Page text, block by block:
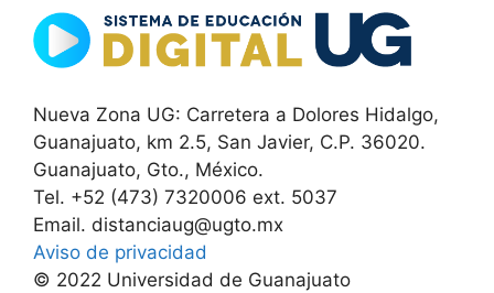
Nueva Zona UG: Carretera a Dolores Hidalgo,
Guanajuato, km 2.5, San Javier, C.P. 36020.
Guanajuato, Gto., México.
Tel. +52 (473) 7320006 ext. 5037
Email. distanciaug@ugto.mx
Aviso de privacidad
© 2022 Universidad de Guanajuato